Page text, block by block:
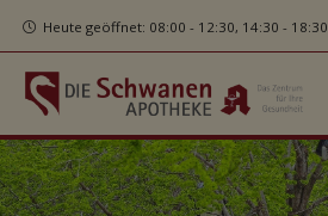
Heute geöffnet: 08:00 - 12:30, 14:30 - 18:30